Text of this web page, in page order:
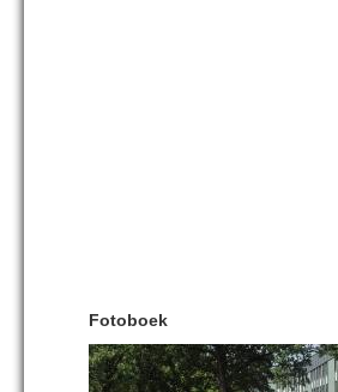
Fotoboek